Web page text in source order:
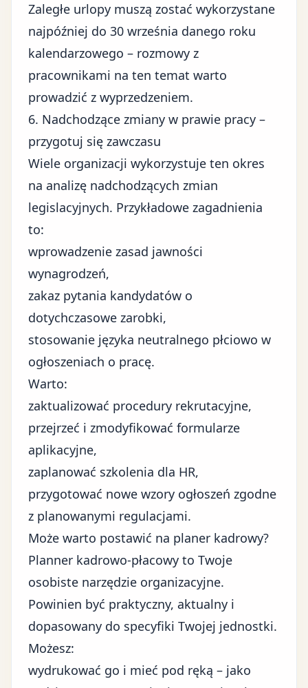
Zaległe urlopy muszą zostać wykorzystane
najpóźniej do 30 września danego roku
kalendarzowego – rozmowy z
pracownikami na ten temat warto
prowadzić z wyprzedzeniem.
6. Nadchodzące zmiany w prawie pracy –
przygotuj się zawczasu
Wiele organizacji wykorzystuje ten okres
na analizę nadchodzących zmian
legislacyjnych. Przykładowe zagadnienia
to:
wprowadzenie zasad jawności
wynagrodzeń,
zakaz pytania kandydatów o
dotychczasowe zarobki,
stosowanie języka neutralnego płciowo w
ogłoszeniach o pracę.
Warto:
zaktualizować procedury rekrutacyjne,
przejrzeć i zmodyfikować formularze
aplikacyjne,
zaplanować szkolenia dla HR,
przygotować nowe wzory ogłoszeń zgodne
z planowanymi regulacjami.
Może warto postawić na planer kadrowy?
Planner kadrowo-płacowy to Twoje
osobiste narzędzie organizacyjne.
Powinien być praktyczny, aktualny i
dopasowany do specyfiki Twojej jednostki.
Możesz:
wydrukować go i mieć pod ręką – jako